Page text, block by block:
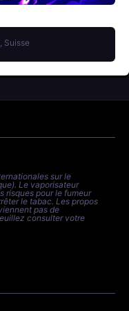
Suisse
sur le
Le vaporisateur
risques pour le fumeur
le tabac. Les propos
pas de
consulter votre